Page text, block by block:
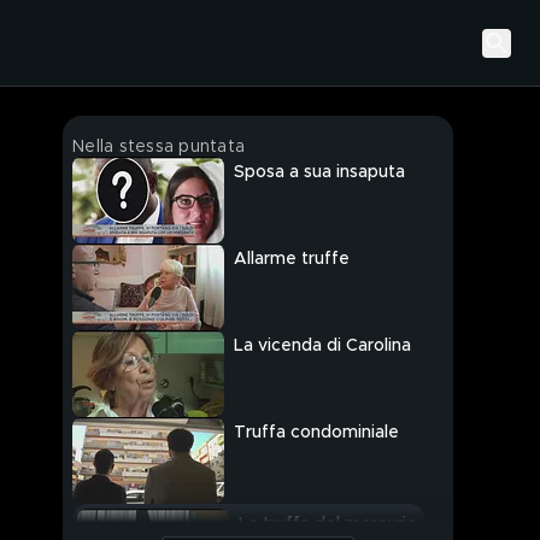
Nella stessa puntata
Sposa a sua insaputa
Allarme truffe
La vicenda di Carolina
Truffa condominiale
La truffa del mercurio